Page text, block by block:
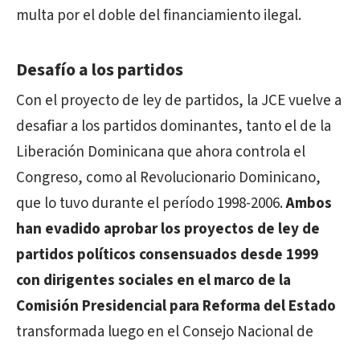
multa por el doble del financiamiento ilegal.
Desafío a los partidos
Con el proyecto de ley de partidos, la JCE vuelve a
desafiar a los partidos dominantes, tanto el de la
Liberación Dominicana que ahora controla el
Congreso, como al Revolucionario Dominicano,
que lo tuvo durante el período 1998-2006.Ambos
han evadido aprobar los proyectos de ley de
partidos políticos consensuados desde 1999
con dirigentes sociales en el marco de la
Comisión Presidencial para Reforma del Estado
transformada luego en el Consejo Nacional de